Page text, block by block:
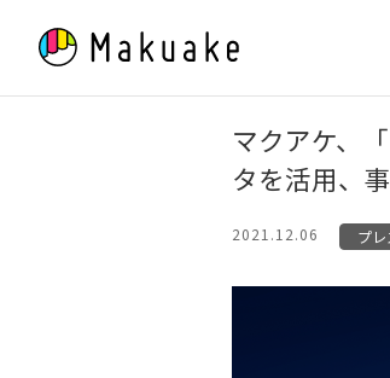
マクアケ、
タを活用、
2021.12.06 プレ